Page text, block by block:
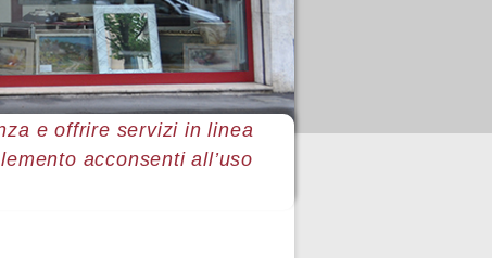
e offrire servizi in linea
acconsenti all’uso